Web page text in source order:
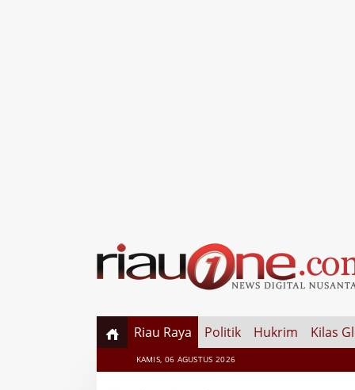
Riau Raya Politik Hukrim Kilas
KAMIS, 06 AGUSTUS 2026